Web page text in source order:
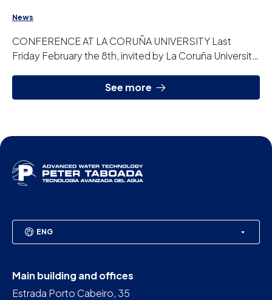
News
CONFERENCE AT LA CORUÑA UNIVERSITY Last
Friday February the 8th, invited by La Coruña University,
See more
ENG
Main building and offices
Estrada Porto Cabeiro, 35